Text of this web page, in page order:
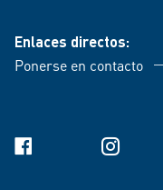
Enlaces directos:
Ponerse en contacto
Facebook Instagram